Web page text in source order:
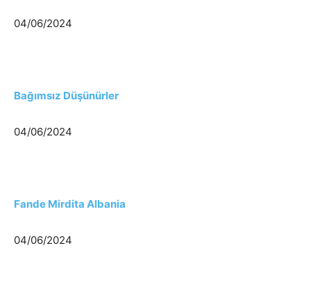
04/06/2024
Bağımsız Düşünürler
04/06/2024
Fande Mirdita Albania
04/06/2024